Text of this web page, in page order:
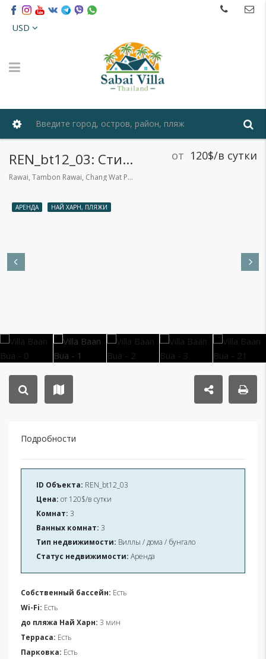
USD
REN_bt12_03: Стильная вилла с тремя спальнями недалеко от пляжа Най Харн
Rawai, Tambon Rawai, Chang Wat Phuket 83130, Таиланд
от 120$/в сутки
АРЕНДА НАЙ ХАРН, ПЛЯЖИ
Подробности
ID Объекта: REN_bt12_03
Цена: от 120$/в сутки
Комнат: 3
Ванных комнат: 3
Тип недвижимости: Виллы / дома / бунгало
Статус недвижимости: Аренда
Собственный бассейн: Есть
Wi-Fi: Есть
до пляжа Най Харн: 3 мин
Терраса: Есть
Парковка: Есть